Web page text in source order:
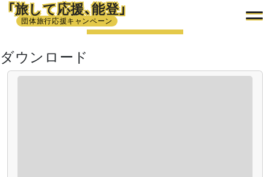
「旅して応援、能登」
団体旅行応援キャンペーン
ダウンロード